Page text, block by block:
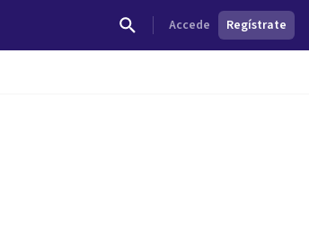
Accede Regístrate